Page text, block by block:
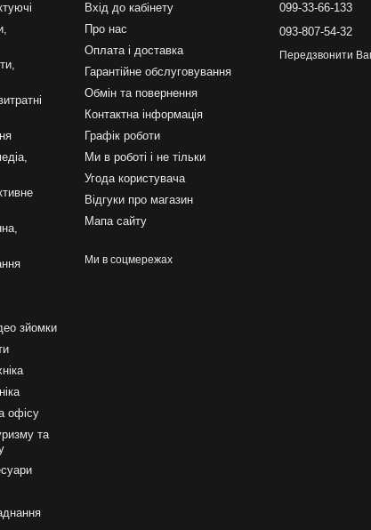
зйомки
офісу
та
Вхід до кабінету
Про нас
Оплата і доставка
Гарантійне обслуговування
Обмін та повернення
Контактна інформація
Графік роботи
Ми в роботі і не тільки
Угода користувача
Відгуки про магазин
Мапа сайту
Ми в соцмережах
099-33-66-133
093-807-54-32
Передзвонити